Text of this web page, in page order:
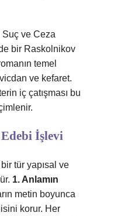
Suç ve Ceza
bir Raskolnikov
temel
ve kefaret.
iç çatışması bu
İşlevi
tür yapısal ve
1. Anlamın
metin boyunca
korur. Her